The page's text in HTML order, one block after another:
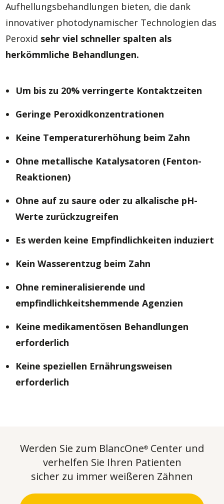
Aufhellungsbehandlungen bieten, die dank
innovativer photodynamischer Technologien das
Peroxid sehr viel schneller spalten als
herkömmliche Behandlungen.
Um bis zu 20% verringerte Kontaktzeiten
Geringe Peroxidkonzentrationen
Keine Temperaturerhöhung beim Zahn
Ohne metallische Katalysatoren (Fenton-
Reaktionen)
Ohne auf zu saure oder zu alkalische pH-
Werte zurückzugreifen
Es werden keine Empfindlichkeiten induziert
Kein Wasserentzug beim Zahn
Ohne remineralisierende und
empfindlichkeitshemmende Agenzien
Keine medikamentösen Behandlungen
erforderlich
Keine speziellen Ernährungsweisen
erforderlich
Werden Sie zum BlancOne® Center und
verhelfen Sie Ihren Patienten
sicher zu immer weißeren Zähnen